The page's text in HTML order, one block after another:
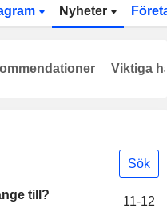
Nyheter
Sök
till? 11-12
Viktiga